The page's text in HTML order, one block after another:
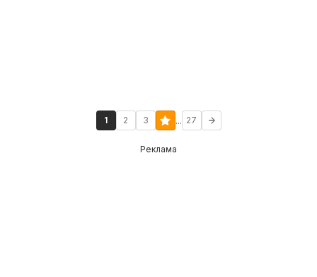
1 2 3 ... 27
Реклама